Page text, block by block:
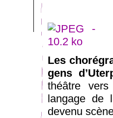
Les
gens
théâtre
langage de
devenu